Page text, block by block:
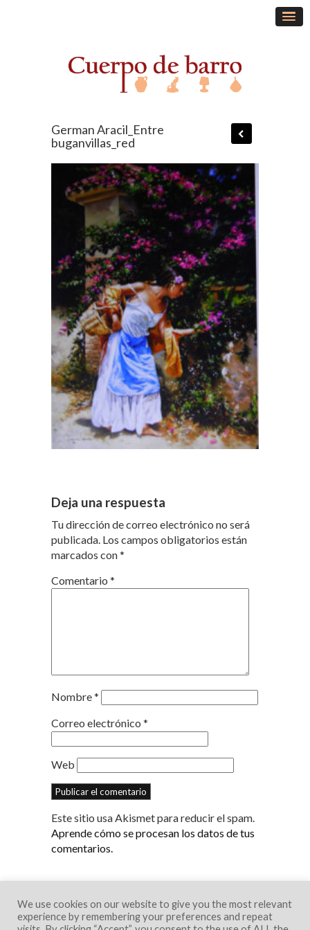
German Aracil_Entre
buganvillas_red
Deja una respuesta
Tu dirección de correo electrónico no será
publicada. Los campos obligatorios están
marcados con*
Comentario *
Nombre*
Correo electrónico *
Web
Este sitio usa Akismet para reducir el spam.
Aprende cómo se procesan los datos de tus
comentarios.
We use cookies on our website to give you the most relevant
experience by remembering your preferences and repeat